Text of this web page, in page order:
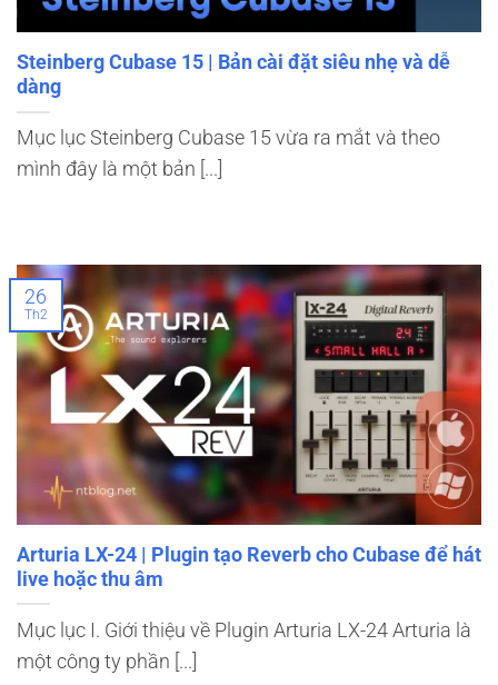
Steinberg Cubase 15 | Bản cài đặt siêu nhẹ và dễ
dàng
Mục lục Steinberg Cubase 15 vừa ra mắt và theo
mình đây là một bản [...]
Arturia LX-24 | Plugin tạo Reverb cho Cubase để hát
live hoặc thu âm
Mục lục I. Giới thiệu về Plugin Arturia LX-24 Arturia là
một công ty phần [...]
26
Th2